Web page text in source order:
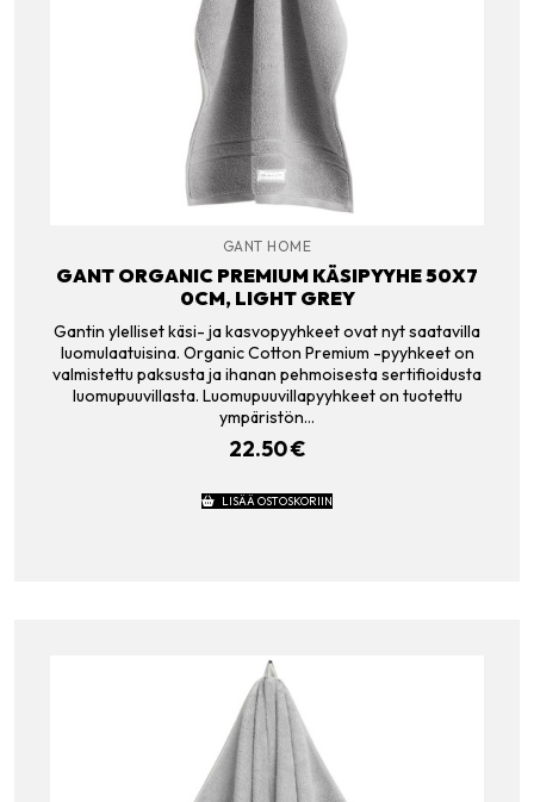
GANT HOME
GANT ORGANIC PREMIUM KÄSIPYYHE 50X7
0CM, LIGHT GREY
Gantin ylelliset käsi- ja kasvopyyhkeet ovat nyt saatavilla
luomulaatuisina. Organic Cotton Premium -pyyhkeet on
valmistettu paksusta ja ihanan pehmoisesta sertifioidusta
luomupuuvillasta. Luomupuuvillapyyhkeet on tuotettu
ympäristön…
22.50€
LISÄÄ OSTOSKORIIN